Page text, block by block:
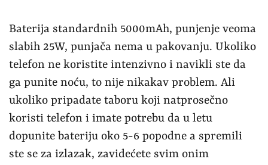
Baterija standardnih 5000mAh, punjenje veoma
slabih 25W, punjača nema u pakovanju. Ukoliko
telefon ne koristite intenzivno i navikli ste da
ga punite noću, to nije nikakav problem. Ali
ukoliko pripadate taboru koji natprosečno
koristi telefon i imate potrebu da u letu
dopunite bateriju oko 5-6 popodne a spremili
ste se za izlazak, zavidećete svim onim